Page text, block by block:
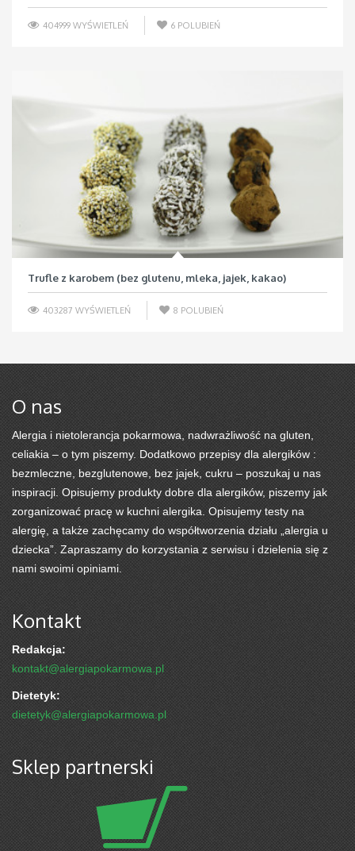
404999 WYŚWIETLEŃ 6 POLUBIEŃ
Trufle z karobem (bez glutenu, mleka, jajek, kakao)
403287 WYŚWIETLEŃ 8 POLUBIEŃ
O nas
Alergia i nietolerancja pokarmowa, nadwrażliwość na gluten,
celiakia – o tym piszemy. Dodatkowo przepisy dla alergików :
bezmleczne, bezglutenowe, bez jajek, cukru – poszukaj u nas
inspiracji. Opisujemy produkty dobre dla alergików, piszemy jak
zorganizować pracę w kuchni alergika. Opisujemy testy na
alergię, a także zachęcamy do współtworzenia działu „alergia u
dziecka”. Zapraszamy do korzystania z serwisu i dzielenia się z
nami swoimi opiniami.
Kontakt
Redakcja:
kontakt@alergiapokarmowa.pl
Dietetyk:
dietetyk@alergiapokarmowa.pl
Sklep partnerski